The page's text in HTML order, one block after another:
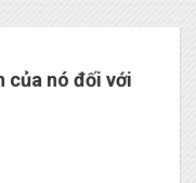
của nó đối với